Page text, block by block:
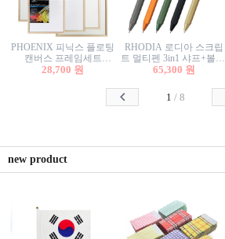
PHOENIX 피닉스 플로팅
캔버스 프레임세트
50x50cm/액자캔버스/인테
28,700 원
RHODIA 로디아 스크립
트 멀티펜 3in1 샤프+볼펜/
무광택 알루미늄 육각배
65,300 원
1 / 8
new product